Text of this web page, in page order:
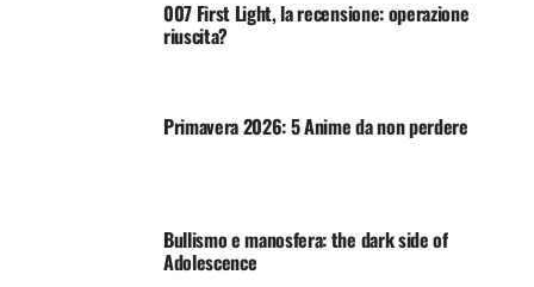
007 First Light, la recensione: operazione
riuscita?
Primavera 2026: 5 Anime da non perdere
Bullismo e manosfera: the dark side of
Adolescence